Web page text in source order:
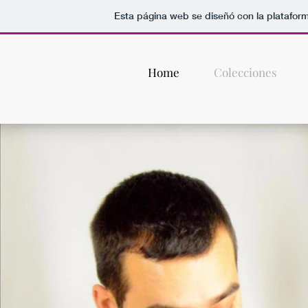
Esta página web se diseñó con la
Home Colecciones